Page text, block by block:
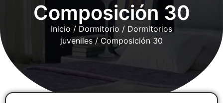
Composición 30
Inicio / Dormitorio / Dormitorios
juveniles/ Composición 30